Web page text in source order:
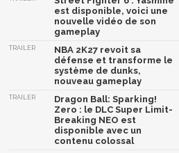
est disponible, voici une
nouvelle vidéo de son
gameplay
TRAILER
NBA 2K27 revoit sa
défense et transforme le
système de dunks,
nouveau gameplay
TRAILER
Dragon Ball: Sparking!
Zero : le DLC Super Limit-
Breaking NEO est
disponible avec un
contenu colossal